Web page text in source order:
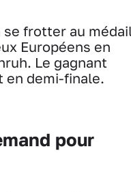
se frotter au
Européens en
Le gagnant
en demi-finale.
pour